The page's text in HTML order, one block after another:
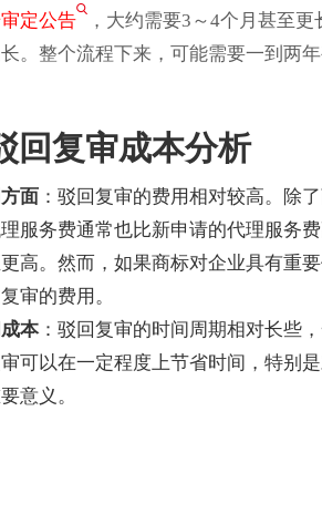
定公告 ，大约需要3～4个月甚至
。整个流程下来，可能需要一到两年
回复审成本分析
面：驳回复审的费用相对较高。除
服务费通常也比新申请的代理服务
高。然而，如果商标对企业具有重
审的费用。
本：驳回复审的时间周期相对长些
可以在一定程度上节省时间，特别
意义。